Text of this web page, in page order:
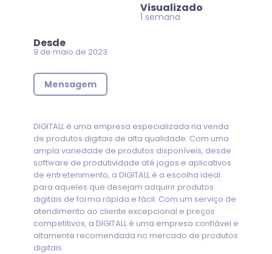
Visualizado
1 semana
Desde
9 de maio de 2023
Mensagem
DIGITALL é uma empresa especializada na venda
de produtos digitais de alta qualidade. Com uma
ampla variedade de produtos disponíveis, desde
software de produtividade até jogos e aplicativos
de entretenimento, a DIGITALL é a escolha ideal
para aqueles que desejam adquirir produtos
digitais de forma rápida e fácil. Com um serviço de
atendimento ao cliente excepcional e preços
competitivos, a DIGITALL é uma empresa confiável e
altamente recomendada no mercado de produtos
digitais.